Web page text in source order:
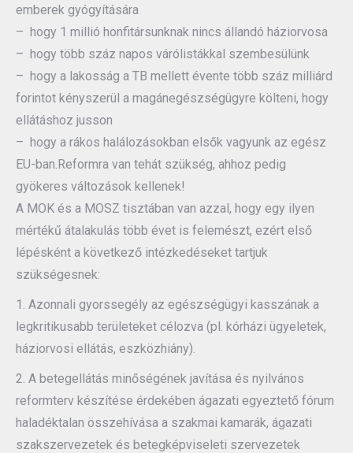
emberek gyógyítására
– hogy 1 millió honfitársunknak nincs állandó háziorvosa
– hogy több száz napos várólistákkal szembesülünk
– hogy a lakosság a TB mellett évente több száz milliárd
forintot kényszerül a magánegészségügyre költeni, hogy
ellátáshoz jusson
– hogy a rákos halálozásokban elsők vagyunk az egész
EU-ban.Reformra van tehát szükség, ahhoz pedig
gyökeres változások kellenek!
A MOK és a MOSZ tisztában van azzal, hogy egy ilyen
mértékű átalakulás több évet is felemészt, ezért első
lépésként a következő intézkedéseket tartjuk
szükségesnek:
1. Azonnali gyorssegély az egészségügyi kasszának a
legkritikusabb területeket célozva (pl. kórházi ügyeletek,
háziorvosi ellátás, eszközhiány).
2. A betegellátás minőségének javítása és nyilvános
reformterv készítése érdekében ágazati egyeztető fórum
haladéktalan összehívása a szakmai kamarák, ágazati
szakszervezetek és betegképviseleti szervezetek